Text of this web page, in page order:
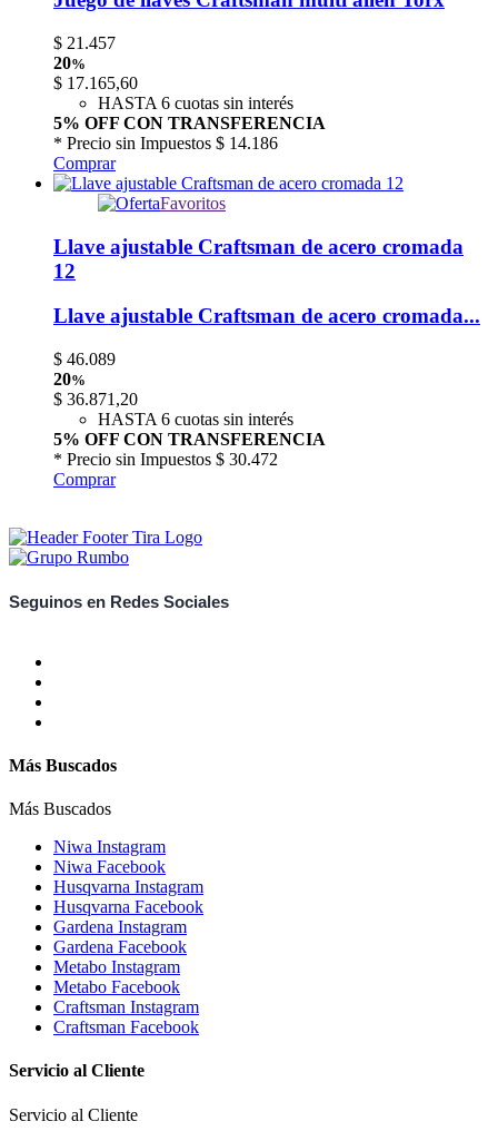
$ 21.457
20%
$ 17.165,60
HASTA 6 cuotas sin interés
5% OFF CON TRANSFERENCIA
* Precio sin Impuestos $ 14.186
Comprar
Favoritos
Llave ajustable Craftsman de acero cromada
12
Llave ajustable Craftsman de acero cromada...
$ 46.089
20%
$ 36.871,20
HASTA 6 cuotas sin interés
5% OFF CON TRANSFERENCIA
* Precio sin Impuestos $ 30.472
Comprar
Seguinos en Redes Sociales
Más Buscados
Más Buscados
Niwa Instagram
Niwa Facebook
Husqvarna Instagram
Husqvarna Facebook
Gardena Instagram
Gardena Facebook
Metabo Instagram
Metabo Facebook
Craftsman Instagram
Craftsman Facebook
Servicio al Cliente
Servicio al Cliente